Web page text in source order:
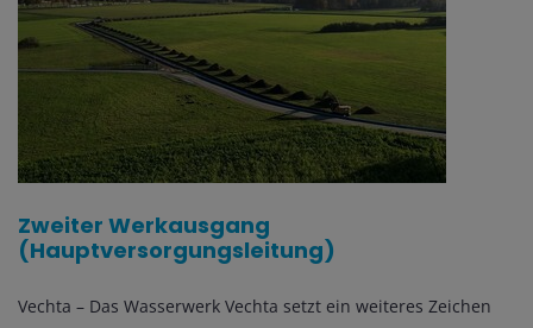
Zweiter Werkausgang
(Hauptversorgungsleitung)
Vechta – Das Wasserwerk Vechta setzt ein weiteres Zeichen